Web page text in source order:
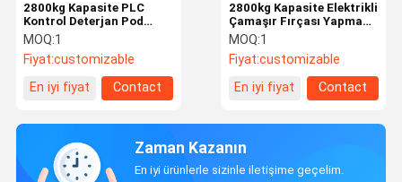
2800kg Kapasite PLC
Kontrol Deterjan Pod
Yapma Makinesi 500-
1500 Pods/Min
MOQ:1
Fiyat:customizable
En iyi fiyat
Contact
2800kg Kapasite Elektrikli
Çamaşır Fırçası Yapma
Makinesi
MOQ:1
Fiyat:customizable
En iyi fiyat
Contact
Zaman Kazanın
En iyi ürünlerle sizinle iletişime geçelim.